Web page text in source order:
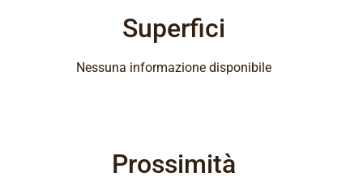
Superfici
Nessuna informazione disponibile
Prossimità